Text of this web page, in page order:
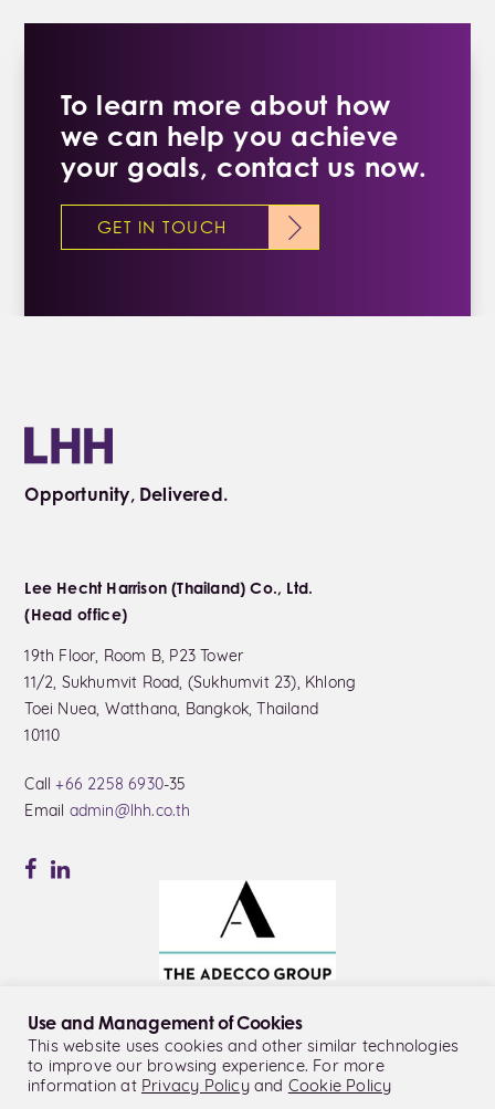
To learn more about how
we can help you achieve
your goals, contact us now.
GET IN TOUCH
Opportunity, Delivered.
Lee Hecht Harrison (Thailand) Co., Ltd.
(Head office)
19th Floor, Room B, P23 Tower
11/2, Sukhumvit Road, (Sukhumvit 23), Khlong
Toei Nuea, Watthana, Bangkok, Thailand
10110
Call+66 2258 6930-35
Email admin@lhh.co.th
© LHH Thailand Co., Ltd.
Use and Management of Cookies
This website uses cookies and other similar technologies
to improve our browsing experience. For more
information at Privacy Policyand Cookie Policy